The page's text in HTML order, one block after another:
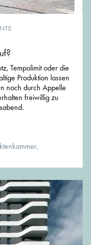
Tempolimit oder die
Produktion lassen
noch durch Appelle
freiwillig zu